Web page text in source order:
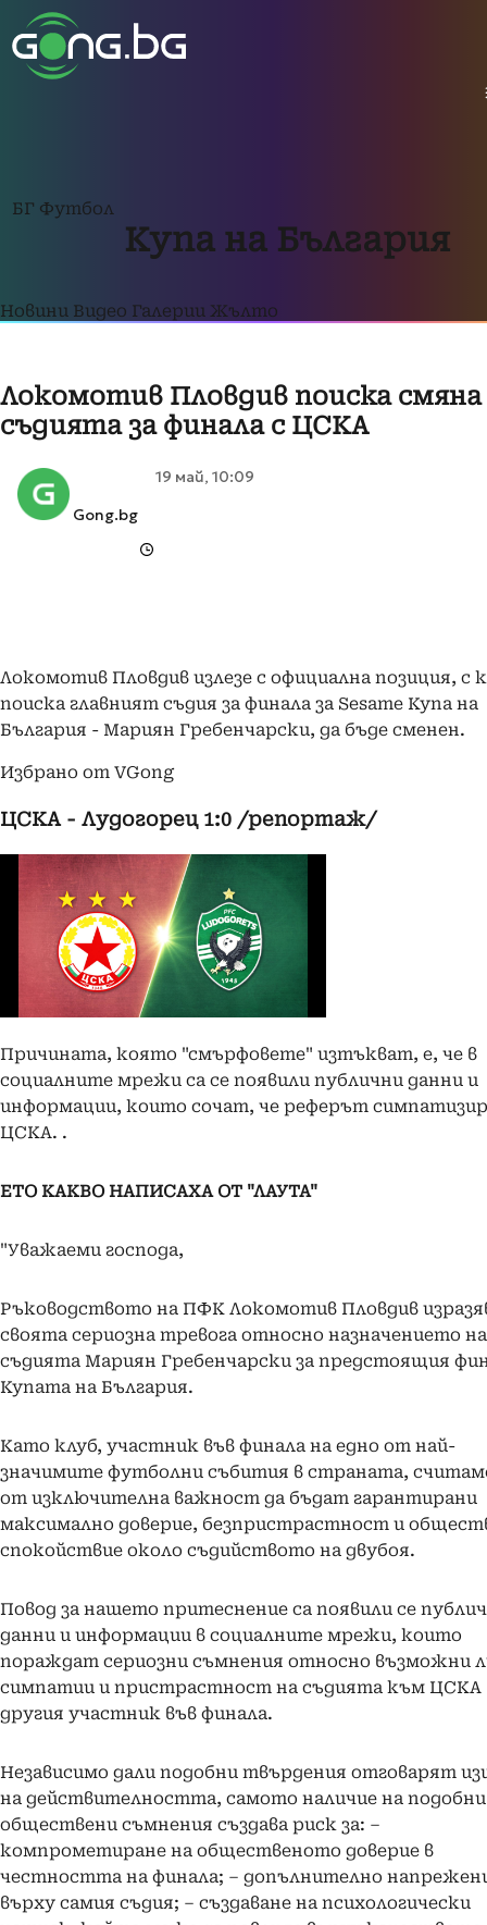
БГ Футбол
Купа на България
Новини Видео Галерии Жълто
Локомотив Пловдив поиска смяна
съдията за финала с ЦСКА
Gong.bg
19 май, 10:09
Локомотив Пловдив излезе с официална позиция, с
поиска главният съдия за финала за Sesame Купа на
България - Мариян Гребенчарски, да бъде сменен.
Избрано от VGong
ЦСКА - Лудогорец 1:0 /репортаж/
Причината, която "смърфовете" изтъкват, е, че в
социалните мрежи са се появили публични данни и
информации, които сочат, че реферът
ЦСКА. .
ЕТО КАКВО НАПИСАХА ОТ "ЛАУТА"
"Уважаеми господа,
Ръководството на ПФК Локомотив Пловдив
своята сериозна тревога относно назначението на
съдията Мариян Гребенчарски за предстоящия
Купата на България.
Като клуб, участник във финала на едно от най-
значимите футболни събития в страната,
от изключителна важност да бъдат гарантирани
максимално доверие, безпристрастност и
спокойствие около съдийството на двубоя.
Повод за нашето притеснение са появили се
данни и информации в социалните мрежи, които
пораждат сериозни съмнения относно възможни
симпатии и пристрастност на съдията към
другия участник във финала.
Независимо дали подобни твърдения отговарят
на действителността, самото наличие на подобни
обществени съмнения създава риск за: –
компрометиране на общественото доверие в
честността на финала; – допълнително
върху самия съдия; – създаване на психологически